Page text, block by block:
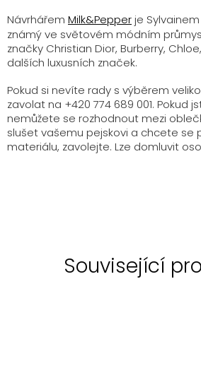
Související
Návrhářem Milk&Pepperje
známý ve světovém módním
značky Christian Dior, Burberry,
dalších luxusních značek.
Pokud si nevíte rady s výběrem
zavolat na +420 774 689 001. Pokud
nemůžete se rozhodnout mezi
slušet vašemu pejskovi a chcete se
materiálu, zavolejte. Lze domluvit